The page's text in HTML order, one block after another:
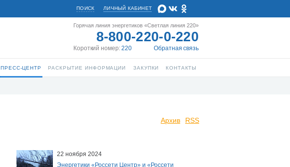
ЛИЧНЫЙ КАБИНЕТ
ПОИСК
Горячая линия энергетиков «Светлая линия 220»
8-800-220-0-220
Короткий номер:220 Обратная связь
ПРЕСС-ЦЕНТР РАСКРЫТИЕ ИНФОРМАЦИИ ЗАКУПКИ КОНТАКТЫ
Архив RSS
22 ноября 2024
Энергетики «Россети Центр» и «Россети